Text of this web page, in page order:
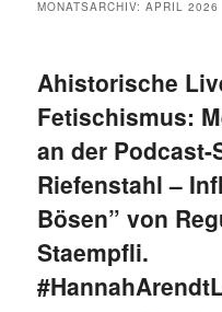
MONATSARCHIV:APRIL 2026
Ahistorische
Fetischismus:
an der Podcast-
Riefenstahl –
Bösen” von
Staempfli.